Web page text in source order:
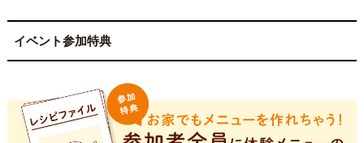
イベント参加特典